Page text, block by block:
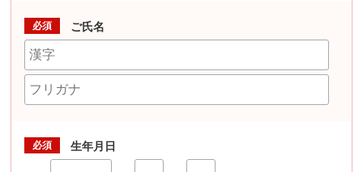
必須 ご氏名
必須 生年月日